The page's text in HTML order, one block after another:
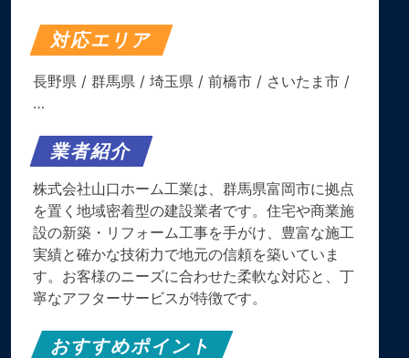
対応エリア
長野県 / 群馬県 / 埼玉県 / 前橋市 / さいたま市 /
…
業者紹介
株式会社山口ホーム工業は、群馬県富岡市に拠点
を置く地域密着型の建設業者です。​住宅や商業施
設の新築・リフォーム工事を手がけ、豊富な施工
実績と確かな技術力で地元の信頼を築いていま
す。​お客様のニーズに合わせた柔軟な対応と、丁
寧なアフターサービスが特徴です。
おすすめポイント